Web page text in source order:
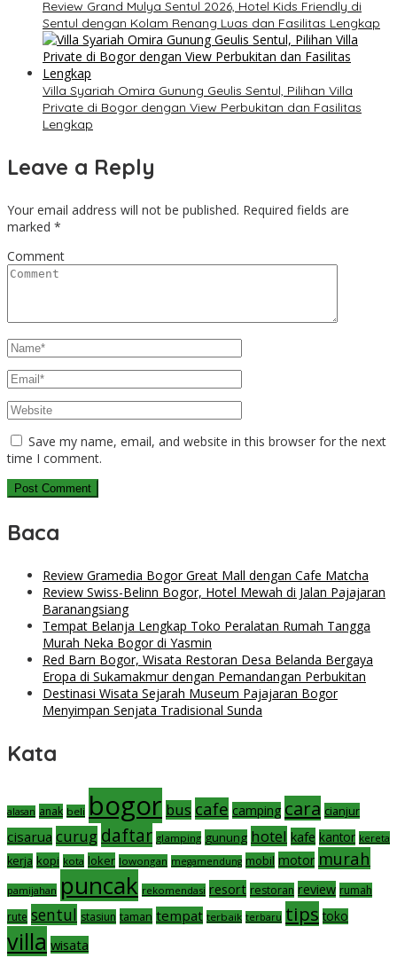
Review Grand Mulya Sentul 2026, Hotel Kids Friendly di
Sentul dengan Kolam Renang Luas dan Fasilitas Lengkap
Villa Syariah Omira Gunung Geulis Sentul, Pilihan Villa
Private di Bogor dengan View Perbukitan dan Fasilitas
Lengkap
Leave a Reply
Your email address will not be published. Required fields are
marked *
Comment
Save my name, email, and website in this browser for the next
time I comment.
Baca
Review Gramedia Bogor Great Mall dengan Cafe Matcha
Review Swiss-Belinn Bogor, Hotel Mewah di Jalan Pajajaran
Baranangsiang
Tempat Belanja Lengkap Toko Peralatan Rumah Tangga
Murah Neka Bogor di Yasmin
Red Barn Bogor, Wisata Restoran Desa Belanda Bergaya
Eropa di Sukamakmur dengan Pemandangan Perbukitan
Destinasi Wisata Sejarah Museum Pajajaran Bogor
Menyimpan Senjata Tradisional Sunda
Kata
alasan anak beli bogor bus cafe camping cara cianjur
cisarua curug daftar glamping gunung hotel kafe kantor kereta
kerja kopi kota loker lowongan megamendung mobil motor murah
pamijahan puncak rekomendasi resort restoran review rumah
rute sentul stasiun taman tempat terbaik terbaru tips toko
villa wisata